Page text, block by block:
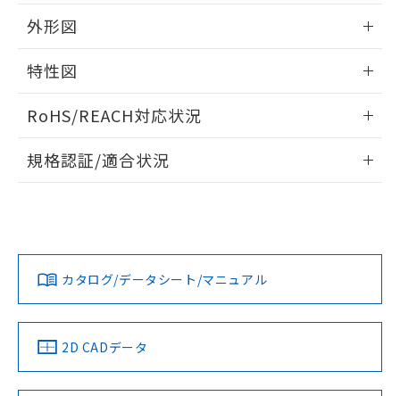
外形図
外形図
特性図
電気的寿命曲線
RoHS/REACH対応状況
EU RoHS 注意事項・凡例
対応済み
中国 RoHS 注意事項・凡例
規格認証/適合状況
LR型式承認
（イギリス
船舶規格）
DNV型式承認
（ノルウェー
BV型式承認
（フランス
KR型式
（韓国
Yes No No No
カタログ/データシート/マニュアル
2D CADデータ
既に当社にて対応品への在庫切替を完了
していることから、特段のことがない限
り、2022年1月12日より割愛しておりま
す。